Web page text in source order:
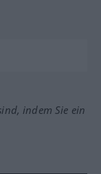
indem Sie ein